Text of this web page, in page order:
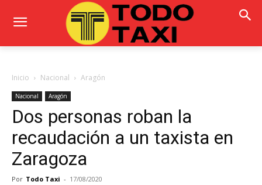
Inicio Nacional Aragón
Nacional Aragón
Dos personas roban la
recaudación a un taxista en
Zaragoza
Por Todo Taxi - 17/08/2020